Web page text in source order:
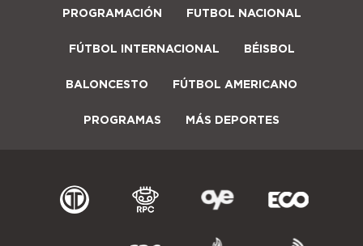
PROGRAMACIÓN FUTBOL NACIONAL
FÚTBOL INTERNACIONAL BÉISBOL
BALONCESTO FÚTBOL AMERICANO
PROGRAMAS MÁS DEPORTES